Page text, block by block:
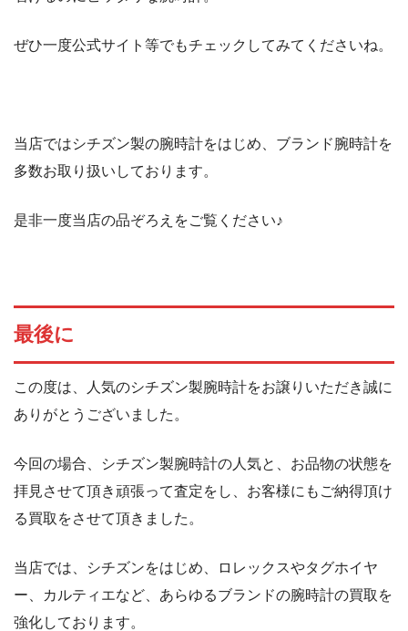
ぜひ一度公式サイト等でもチェックしてみてくださいね。
当店ではシチズン製の腕時計をはじめ、ブランド腕時計を
多数お取り扱いしております。
是非一度当店の品ぞろえをご覧ください♪
最後に
この度は、人気のシチズン製腕時計をお譲りいただき誠に
ありがとうございました。
今回の場合、シチズン製腕時計の人気と、お品物の状態を
拝見させて頂き頑張って査定をし、お客様にもご納得頂け
る買取をさせて頂きました。
当店では、シチズンをはじめ、ロレックスやタグホイヤ
ー、カルティエなど、あらゆるブランドの腕時計の買取を
強化しております。